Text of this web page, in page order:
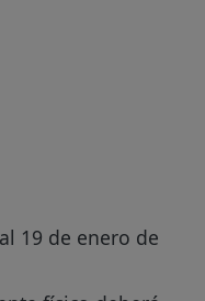
19 de enero de